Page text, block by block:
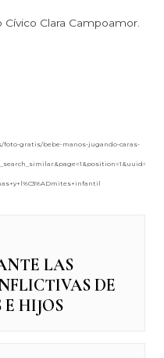
Clara Campoamor.
foto-gratis/bebe-manos-jugando-caras-
LAS
DE
HIJOS